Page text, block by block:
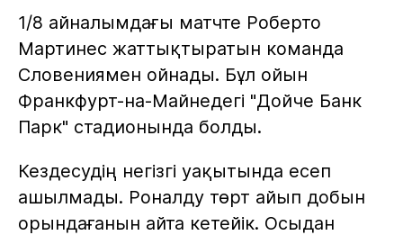
1/8 айналымдағы матчте Роберто
Мартинес жаттықтыратын команда
Словениямен ойнады. Бұл ойын
Франкфурт-на-Майнедегі "Дойче Банк
Парк" стадионында болды.
Кездесудің негізгі уақытында есеп
ашылмады. Роналду төрт айып добын
орындағанын айта кетейік. Осыдан